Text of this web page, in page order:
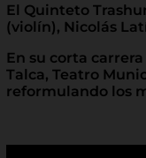
El Quinteto
(violín), Nicolás
En su corta
Talca, Teatro
reformulando los